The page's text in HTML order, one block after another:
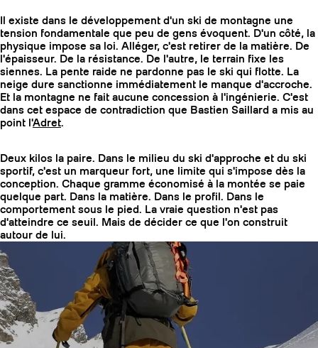
COUTEAUX
Il existe dans le développement d'un ski de montagne une
tension fondamentale que peu de gens évoquent. D'un côté, la
physique impose sa loi. Alléger, c'est retirer de la matière. De
l'épaisseur. De la résistance. De l'autre, le terrain fixe les
siennes. La pente raide ne pardonne pas le ski qui flotte. La
neige dure sanctionne immédiatement le manque d'accroche.
Et la montagne ne fait aucune concession à l'ingénierie. C'est
dans cet espace de contradiction que Bastien Saillard a mis au
point l'Adret.
Deux kilos la paire. Dans le milieu du ski d'approche et du ski
sportif, c'est un marqueur fort, une limite qui s'impose dès la
conception. Chaque gramme économisé à la montée se paie
quelque part. Dans la matière. Dans le profil. Dans le
comportement sous le pied. La vraie question n'est pas
d'atteindre ce seuil. Mais de décider ce que l'on construit
autour de lui.